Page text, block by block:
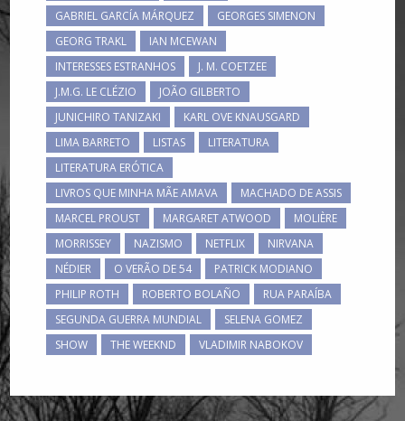
GABRIEL GARCÍA MÁRQUEZ
GEORGES SIMENON
GEORG TRAKL
IAN MCEWAN
INTERESSES ESTRANHOS
J. M. COETZEE
J.M.G. LE CLÉZIO
JOÃO GILBERTO
JUNICHIRO TANIZAKI
KARL OVE KNAUSGARD
LIMA BARRETO
LISTAS
LITERATURA
LITERATURA ERÓTICA
LIVROS QUE MINHA MÃE AMAVA
MACHADO DE ASSIS
MARCEL PROUST
MARGARET ATWOOD
MOLIÈRE
MORRISSEY
NAZISMO NETFLIX
NIRVANA
NÉDIER
O VERÃO DE 54
PATRICK MODIANO
PHILIP ROTH
ROBERTO BOLAÑO
RUA PARAÍBA
SEGUNDA GUERRA MUNDIAL
SELENA GOMEZ
SHOW
THE WEEKND VLADIMIR NABOKOV